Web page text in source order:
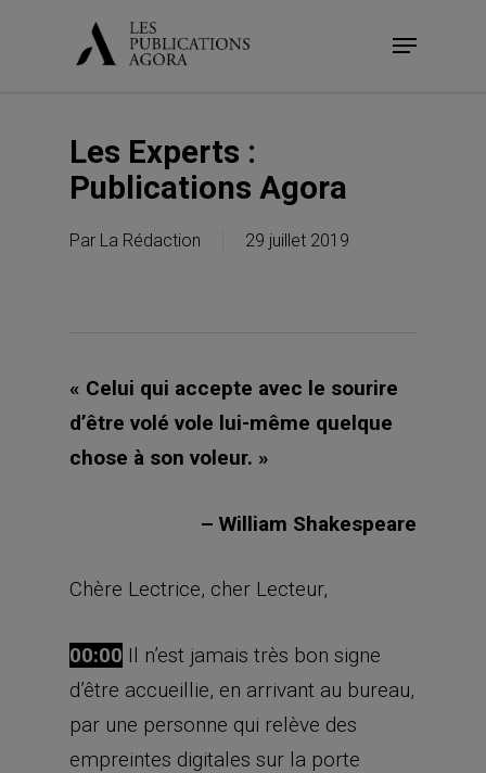
Menu
Les Experts :
Publications Agora
Par La Rédaction 29 juillet 2019
« Celui qui accepte avec le sourire
d’être volé vole lui-même quelque
chose à son voleur. »
– William Shakespeare
Chère Lectrice, cher Lecteur,
00:00 Il n’est jamais très bon signe
d’être accueillie, en arrivant au bureau,
par une personne qui relève des
empreintes digitales sur la porte